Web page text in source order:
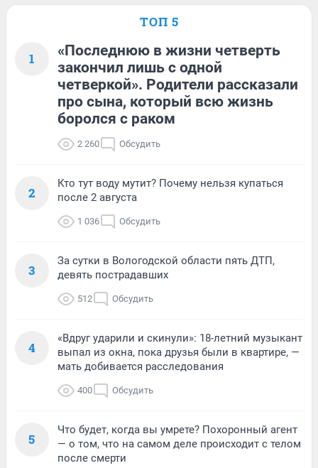
ТОП 5
1
«Последнюю в жизни четверть
закончил лишь с одной
четверкой». Родители рассказали
про сына, который всю жизнь
боролся с раком
2 260 Обсудить
2
Кто тут воду мутит? Почему нельзя купаться
после 2 августа
1 036 Обсудить
3
За сутки в Вологодской области пять ДТП,
девять пострадавших
512 Обсудить
4
«Вдруг ударили и скинули»: 18-летний музыкант
выпал из окна, пока друзья были в квартире, —
мать добивается расследования
400 Обсудить
5
Что будет, когда вы умрете? Похоронный агент
— о том, что на самом деле происходит с телом
после смерти